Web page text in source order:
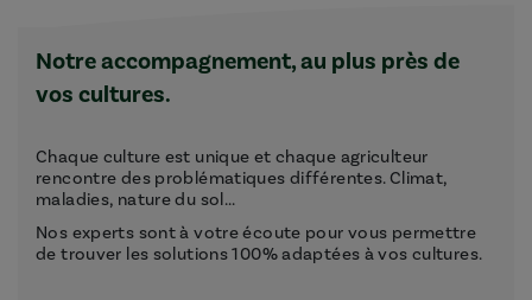
Notre accompagnement, au plus près de
vos cultures.
Chaque culture est unique et chaque agriculteur
rencontre des problématiques différentes. Climat,
maladies, nature du sol...
Nos experts sont à votre écoute pour vous permettre
de trouver les solutions 100% adaptées à vos cultures.